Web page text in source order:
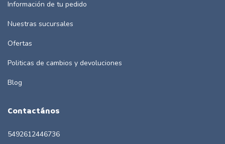
Información de tu pedido
Nuestras sucursales
Ofertas
Politicas de cambios y devoluciones
Blog
Contactános
5492612446736